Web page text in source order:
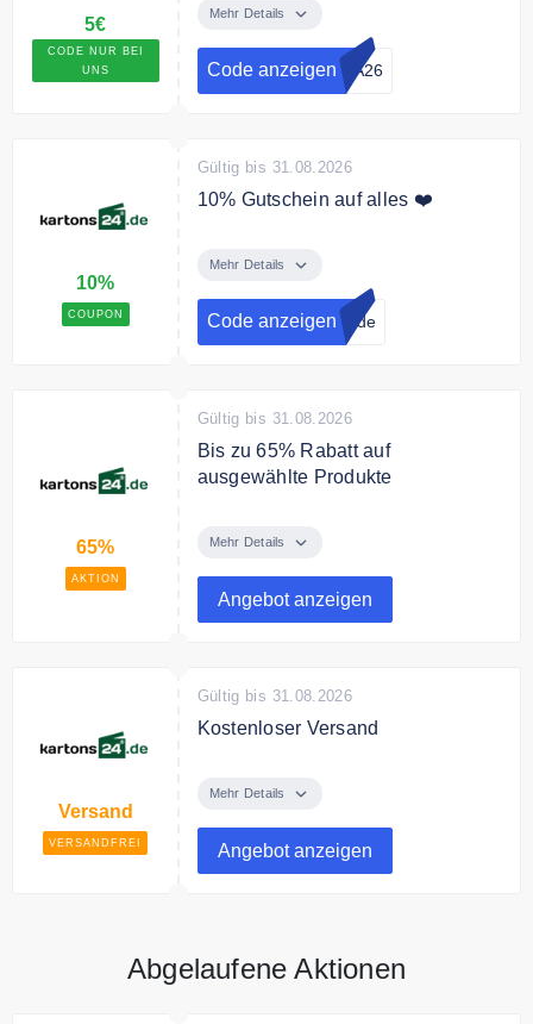
5€
CODE NUR BEI
UNS
exklusiven Rabattcode 5€ auf Ihre
gesamte Bestellung.
Bedingungen
Mehr Details
Code anzeigen KA26
10%
COUPON
Gültig bis 31.08.2026
10% Gutschein auf alles ❤️
kartons24.de Newsletter an und
erhalten Sie einen 10% Gutschein
auf Ihre Bestellung.
Mehr Details
Code anzeigen 4.de
65%
AKTION
Gültig bis 31.08.2026
Bis zu 65% Rabatt auf
ausgewählte Produkte
ausgewählte Produkte.
Mehr Details
Angebot anzeigen
Versand
VERSANDFREI
Gültig bis 31.08.2026
Kostenloser Versand
kartons24.de versandkostenfrei.
Mehr Details
Angebot anzeigen
Abgelaufene Aktionen